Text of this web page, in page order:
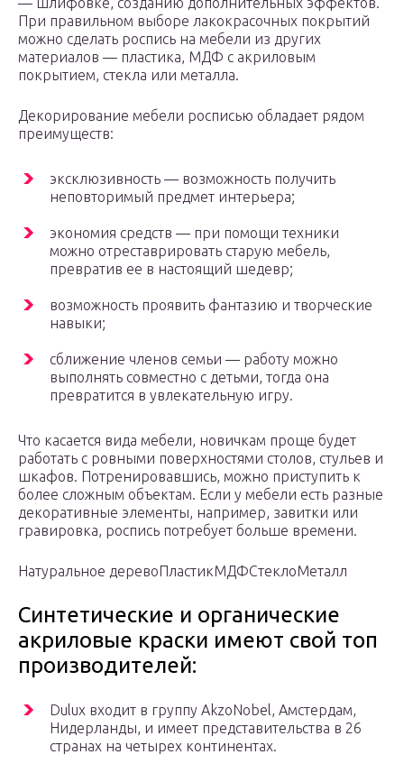
При правильном выборе лакокрасочных покрытий
можно сделать роспись на мебели из других
материалов — пластика, МДФ с акриловым
покрытием, стекла или металла.
Декорирование мебели росписью обладает рядом
преимуществ:
эксклюзивность — возможность получить
неповторимый предмет интерьера;
экономия средств — при помощи техники
можно отреставрировать старую мебель,
превратив ее в настоящий шедевр;
возможность проявить фантазию и творческие
навыки;
сближение членов семьи — работу можно
выполнять совместно с детьми, тогда она
превратится в увлекательную игру.
Что касается вида мебели, новичкам проще будет
работать с ровными поверхностями столов, стульев и
шкафов. Потренировавшись, можно приступить к
более сложным объектам. Если у мебели есть разные
декоративные элементы, например, завитки или
гравировка, роспись потребует больше времени.
Натуральное деревоПластикМДФСтеклоМеталл
Синтетические и органические
акриловые краски имеют свой топ
производителей:
Dulux входит в группу AkzoNobel, Амстердам,
Нидерланды, и имеет представительства в 26
странах на четырех континентах.